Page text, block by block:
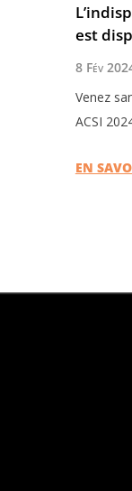
est
8 Fév
Venez
ACSI
EN